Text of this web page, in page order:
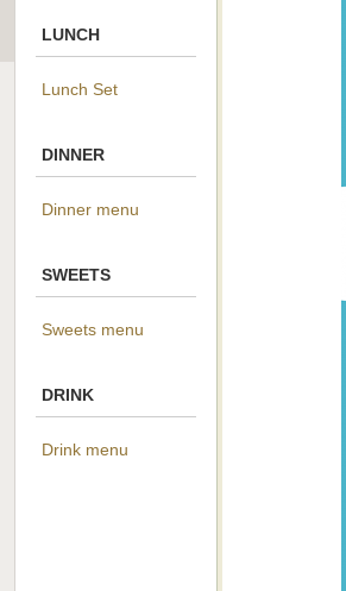
LUNCH
Lunch Set
DINNER
Dinner menu
SWEETS
Sweets menu
DRINK
Drink menu